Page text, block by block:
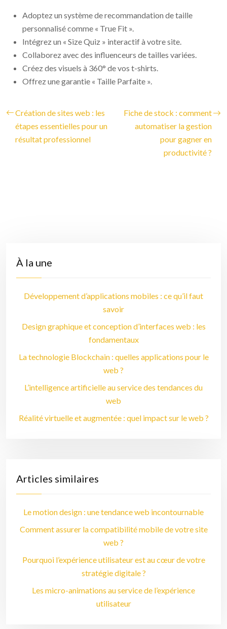
Adoptez un système de recommandation de taille
personnalisé comme « True Fit ».
Intégrez un « Size Quiz » interactif à votre site.
Collaborez avec des influenceurs de tailles variées.
Créez des visuels à 360° de vos t-shirts.
Offrez une garantie « Taille Parfaite ».
Création de sites web : les
étapes essentielles pour un
résultat professionnel
Fiche de stock : comment
automatiser la gestion
pour gagner en
productivité ?
À la une
Développement d’applications mobiles : ce qu’il faut
savoir
Design graphique et conception d’interfaces web : les
fondamentaux
La technologie Blockchain : quelles applications pour le
web ?
L’intelligence artificielle au service des tendances du
web
Réalité virtuelle et augmentée : quel impact sur le web ?
Articles similaires
Le motion design : une tendance web incontournable
Comment assurer la compatibilité mobile de votre site
web ?
Pourquoi l’expérience utilisateur est au cœur de votre
stratégie digitale ?
Les micro-animations au service de l’expérience
utilisateur